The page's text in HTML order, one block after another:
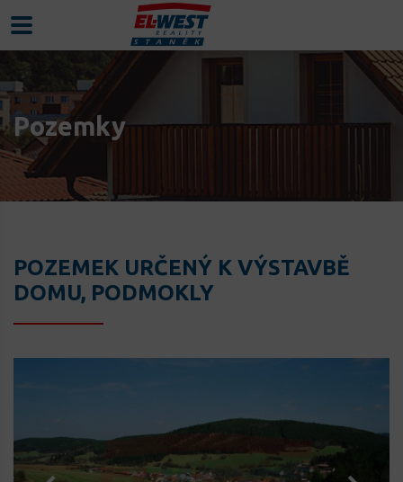
Pozemky
POZEMEK URČENÝ K VÝSTAVBĚ
DOMU, PODMOKLY